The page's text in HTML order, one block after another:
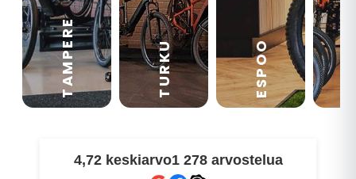
TAMPERE TURKU ESPOO
4,72 keskiarvo1 278 arvostelua